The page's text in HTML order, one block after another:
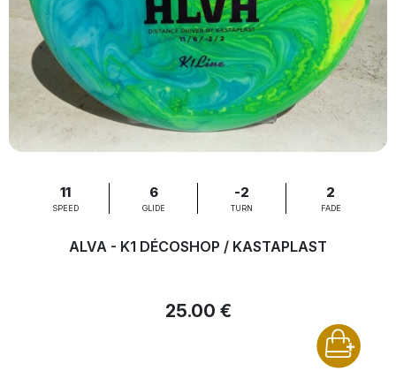
11
SPEED
6
GLIDE
-2
TURN
2
FADE
ALVA - K1 DÉCOSHOP / KASTAPLAST
25.00 €